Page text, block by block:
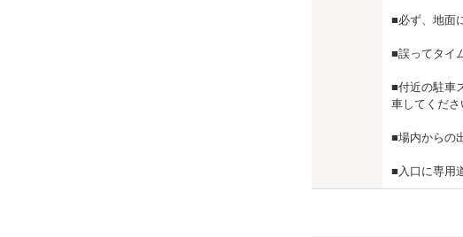
■必ず、地面
■誤ってタイ
■付近の駐車
車してくださ
■場内からの
■入口に専用